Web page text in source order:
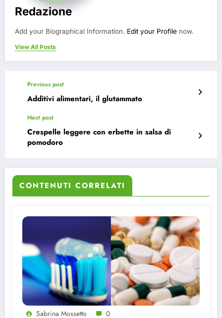
Redazione
Add your Biographical Information. Edit your Profile now.
View All Posts
Previous post
Additivi alimentari, il glutammato
Next post
Crespelle leggere con erbette in salsa di
pomodoro
CONTENUTI CORRELATI
Sabrina Mossetto 0